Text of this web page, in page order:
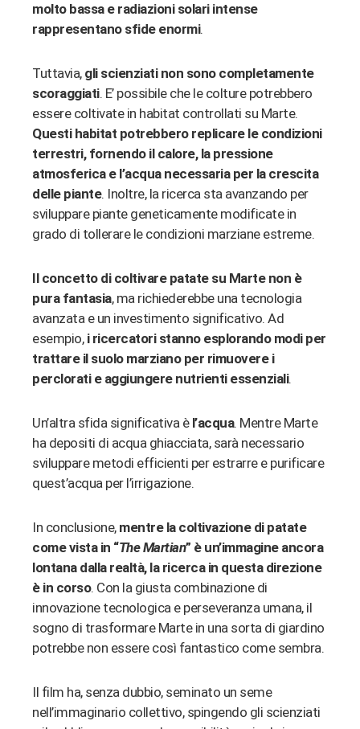
molto bassa e radiazioni solari intense
rappresentano sfide enormi.
Tuttavia, gli scienziati non sono completamente
scoraggiati. E’ possibile che le colture potrebbero
essere coltivate in habitat controllati su Marte.
Questi habitat potrebbero replicare le condizioni
terrestri, fornendo il calore, la pressione
atmosferica e l’acqua necessaria per la crescita
delle piante. Inoltre, la ricerca sta avanzando per
sviluppare piante geneticamente modificate in
grado di tollerare le condizioni marziane estreme.
Il concetto di coltivare patate su Marte non è
pura fantasia, ma richiederebbe una tecnologia
avanzata e un investimento significativo. Ad
esempio, i ricercatori stanno esplorando modi per
trattare il suolo marziano per rimuovere i
perclorati e aggiungere nutrienti essenziali.
Un’altra sfida significativa è l’acqua. Mentre Marte
ha depositi di acqua ghiacciata, sarà necessario
sviluppare metodi efficienti per estrarre e purificare
quest’acqua per l’irrigazione.
In conclusione, mentre la coltivazione di patate
come vista in “The Martian” è un’immagine ancora
lontana dalla realtà, la ricerca in questa direzione
è in corso. Con la giusta combinazione di
innovazione tecnologica e perseveranza umana, il
sogno di trasformare Marte in una sorta di giardino
potrebbe non essere così fantastico come sembra.
Il film ha, senza dubbio, seminato un seme
nell’immaginario collettivo, spingendo gli scienziati